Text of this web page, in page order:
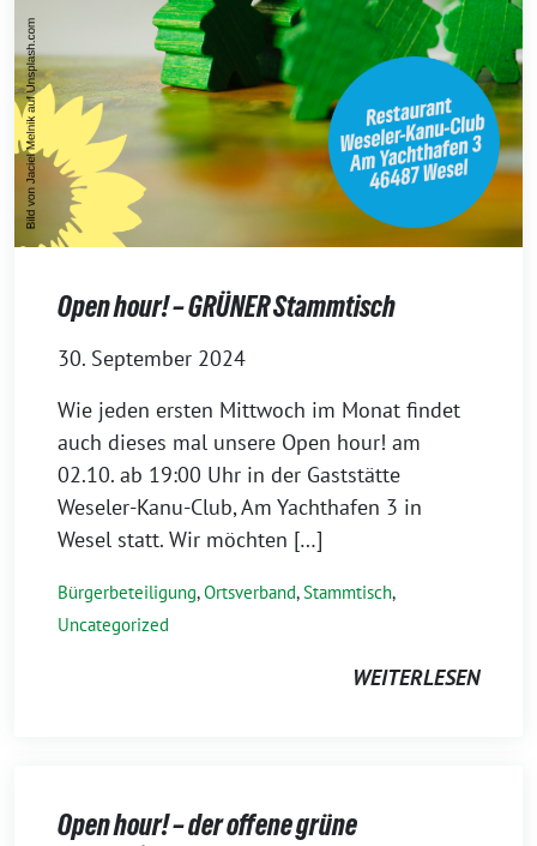
Open hour! – GRÜNER Stammtisch
30. September 2024
Wie jeden ersten Mittwoch im Monat findet
auch dieses mal unsere Open hour! am
02.10. ab 19:00 Uhr in der Gaststätte
Weseler-Kanu-Club, Am Yachthafen 3 in
Wesel statt. Wir möchten […]
Bürgerbeteiligung,Ortsverband,Stammtisch,
Uncategorized
WEITERLESEN
Open hour! – der offene grüne